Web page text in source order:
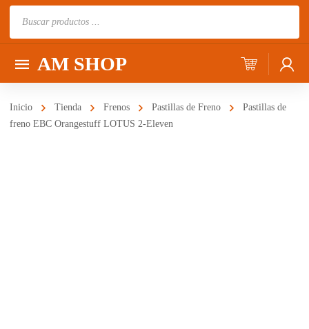
AM SHOP
Inicio Tienda Frenos Pastillas de Freno
Pastillas de
freno EBC Orangestuff LOTUS 2-Eleven